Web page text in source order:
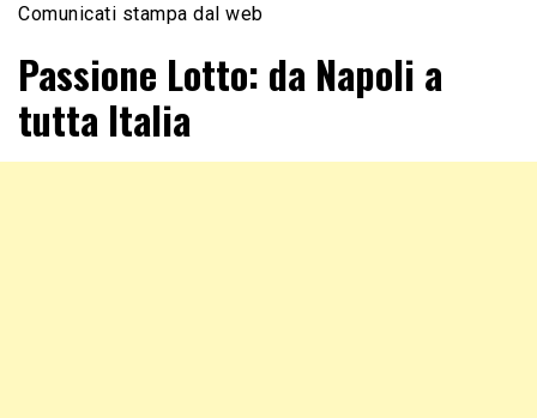
Comunicati stampa dal web
Passione Lotto: da Napoli a
tutta Italia